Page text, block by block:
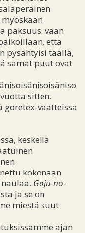
paksuus, vaan
että
pysähtyisi täällä,
samat puut ovat
sitten.
vaatteissa
keskellä
kokonaan
Goju-no-
ja se on
miestä suut
ajan